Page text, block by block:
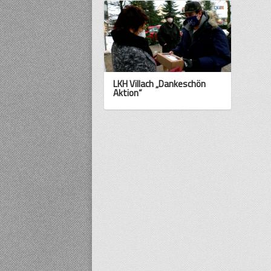
LKH Villach „Dankeschön
Aktion“